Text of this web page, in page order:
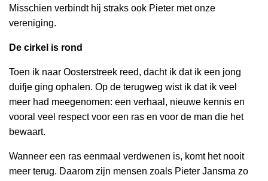
Misschien verbindt hij straks ook Pieter met onze
vereniging.
De cirkel is rond
Toen ik naar Oosterstreek reed, dacht ik dat ik een jong
duifje ging ophalen. Op de terugweg wist ik dat ik veel
meer had meegenomen: een verhaal, nieuwe kennis en
vooral veel respect voor een ras en voor de man die het
bewaart.
Wanneer een ras eenmaal verdwenen is, komt het nooit
meer terug. Daarom zijn mensen zoals Pieter Jansma zo